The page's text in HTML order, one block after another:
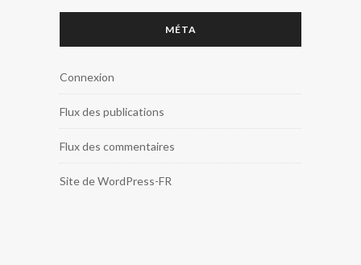
MÉTA
Connexion
Flux des publications
Flux des commentaires
Site de WordPress-FR